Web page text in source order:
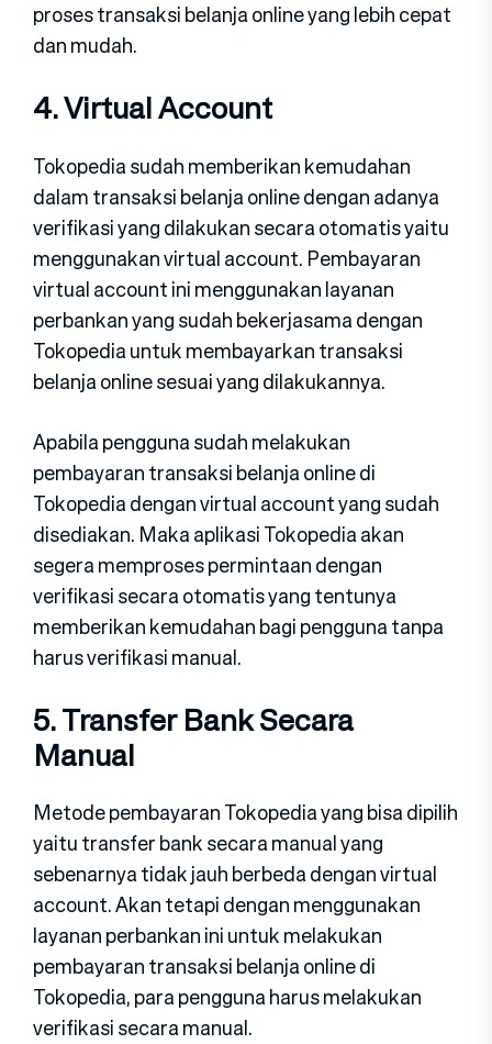
proses transaksi belanja online yang lebih cepat
dan mudah.
4. Virtual Account
Tokopedia sudah memberikan kemudahan
dalam transaksi belanja online dengan adanya
verifikasi yang dilakukan secara otomatis yaitu
menggunakan virtual account. Pembayaran
virtual account ini menggunakan layanan
perbankan yang sudah bekerjasama dengan
Tokopedia untuk membayarkan transaksi
belanja online sesuai yang dilakukannya.
Apabila pengguna sudah melakukan
pembayaran transaksi belanja online di
Tokopedia dengan virtual account yang sudah
disediakan. Maka aplikasi Tokopedia akan
segera memproses permintaan dengan
verifikasi secara otomatis yang tentunya
memberikan kemudahan bagi pengguna tanpa
harus verifikasi manual.
5. Transfer Bank Secara
Manual
Metode pembayaran Tokopedia yang bisa dipilih
yaitu transfer bank secara manual yang
sebenarnya tidak jauh berbeda dengan virtual
account. Akan tetapi dengan menggunakan
layanan perbankan ini untuk melakukan
pembayaran transaksi belanja online di
Tokopedia, para pengguna harus melakukan
verifikasi secara manual.